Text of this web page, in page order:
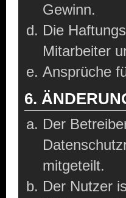
Gewinn.
Die
Mitarbeiter
Ansprüche
6.
Der
mitgeteilt.
Der Nutzer